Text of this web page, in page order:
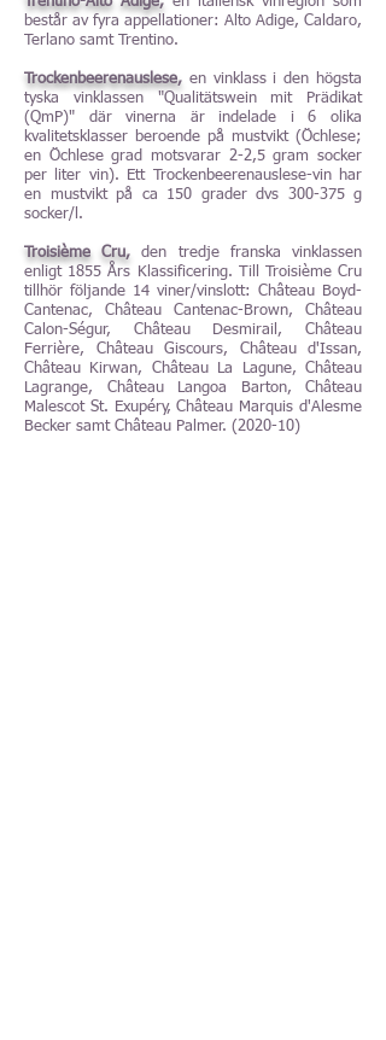
består av fyra appellationer: Alto Adige, Caldaro,
Terlano samt Trentino.
Trockenbeerenauslese, en vinklass i den högsta
tyska vinklassen "Qualitätswein mit Prädikat
(QmP)" där vinerna är indelade i 6 olika
kvalitetsklasser beroende på mustvikt (Öchlese;
en Öchlese grad motsvarar 2-2,5 gram socker
per liter vin). Ett Trockenbeerenauslese-vin har
en mustvikt på ca 150 grader dvs 300-375 g
socker/l.
Troisième Cru,den tredje franska vinklassen
enligt 1855 Års Klassificering. Till Troisième Cru
tillhör följande 14 viner/vinslott: Château Boyd-
Cantenac, Château Cantenac-Brown, Château
Calon-Ségur, Château Desmirail, Château
Ferrière, Château Giscours, Château d'Issan,
Château Kirwan, Château La Lagune, Château
Lagrange, Château Langoa Barton, Château
Malescot St. Exupéry, Château Marquis d'Alesme
Becker samt Château Palmer. (2020-10)